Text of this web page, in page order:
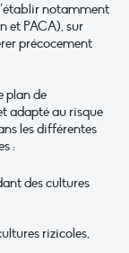
notamment
et PACA), sur
précocement
plan de
adapté au risque
les différentes
:
des cultures
rizicoles,